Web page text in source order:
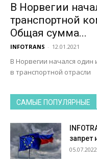
В Норвегии
транспортной
Общая сумма...
INFOTRANS - 12.01.2021
В Норвегии начался
в транспортной отрасли
САМЫЕ ПОПУЛЯРНЫЕ
запрет
05.07.2022